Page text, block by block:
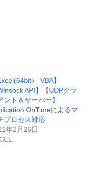
） VBA】
API】【UDPクラ
ント＆サーバー】
によるマ
プロセス対応
年2月26日